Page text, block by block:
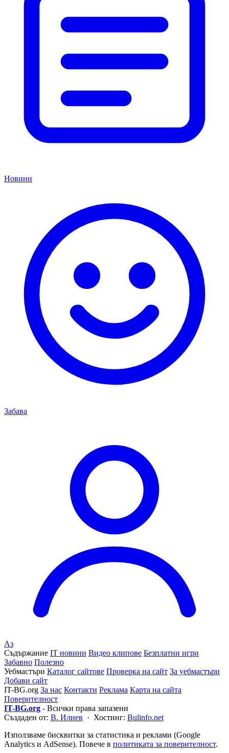
Новини
Забава
Аз
Съдържание IT новини Видео клипове Безплатни игри
Забавно Полезно
Уебмастъри Каталог сайтове Проверка на сайт За уебмастъри
Добави сайт
IT-BG.org За нас Контакти Реклама Карта на сайта
Поверителност
IT-BG.org - Всички права запазени
Създаден от: В. Илиев · Хостинг: Bulinfo.net
Използваме бисквитки за статистика и реклами (Google
Analytics и AdSense). Повече в политиката за поверителност.